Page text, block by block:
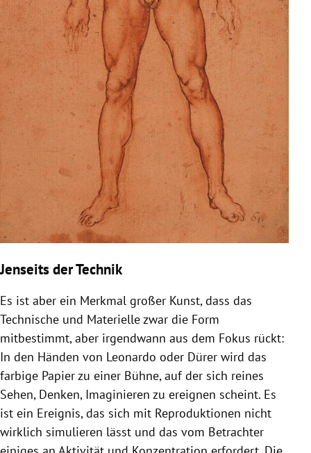
Jenseits der Technik
Es ist aber ein Merkmal großer Kunst, dass das
Technische und Materielle zwar die Form
mitbestimmt, aber irgendwann aus dem Fokus rückt:
In den Händen von Leonardo oder Dürer wird das
farbige Papier zu einer Bühne, auf der sich reines
Sehen, Denken, Imaginieren zu ereignen scheint. Es
ist ein Ereignis, das sich mit Reproduktionen nicht
wirklich simulieren lässt und das vom Betrachter